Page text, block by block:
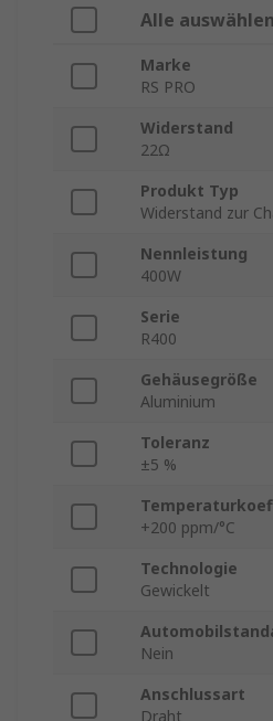
Alle auswählen
Marke
RS PRO
Widerstand
22Ω
Produkt Typ
Widerstand zur
Nennleistung
400W
Serie
R400
Gehäusegröße
Aluminium
Toleranz
±5 %
+200 ppm/°C
Technologie
Gewickelt
Nein
Anschlussart
Draht